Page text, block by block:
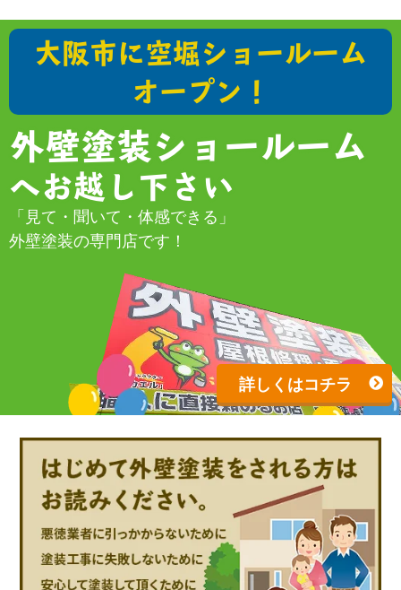
大阪市に空堀ショールーム
オープン！
外壁塗装ショールーム
へお越し下さい
「見て・聞いて・体感できる」
外壁塗装の専門店です！
詳しくはコチラ